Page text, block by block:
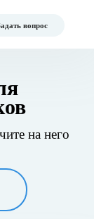
вопрос
на него